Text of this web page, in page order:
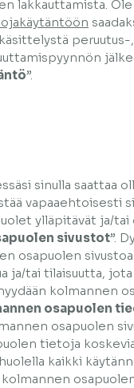
lakkauttamista.
peruutus-
”.
sinulla saattaa
vapaaehtoisesti
ylläpitävät ja/tai
sivustot”.
osapuolen
ja/tai tilaisuutta,
kolmannen
osapuolen
osapuolen
tietoja
kaikki